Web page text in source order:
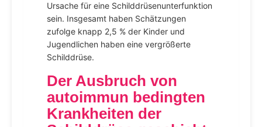
Ursache für eine Schilddrüsenunterfunktion
sein. Insgesamt haben Schätzungen
zufolge knapp 2,5 % der Kinder und
Jugendlichen haben eine vergrößerte
Schilddrüse.
Der Ausbruch von
autoimmun bedingten
Krankheiten der